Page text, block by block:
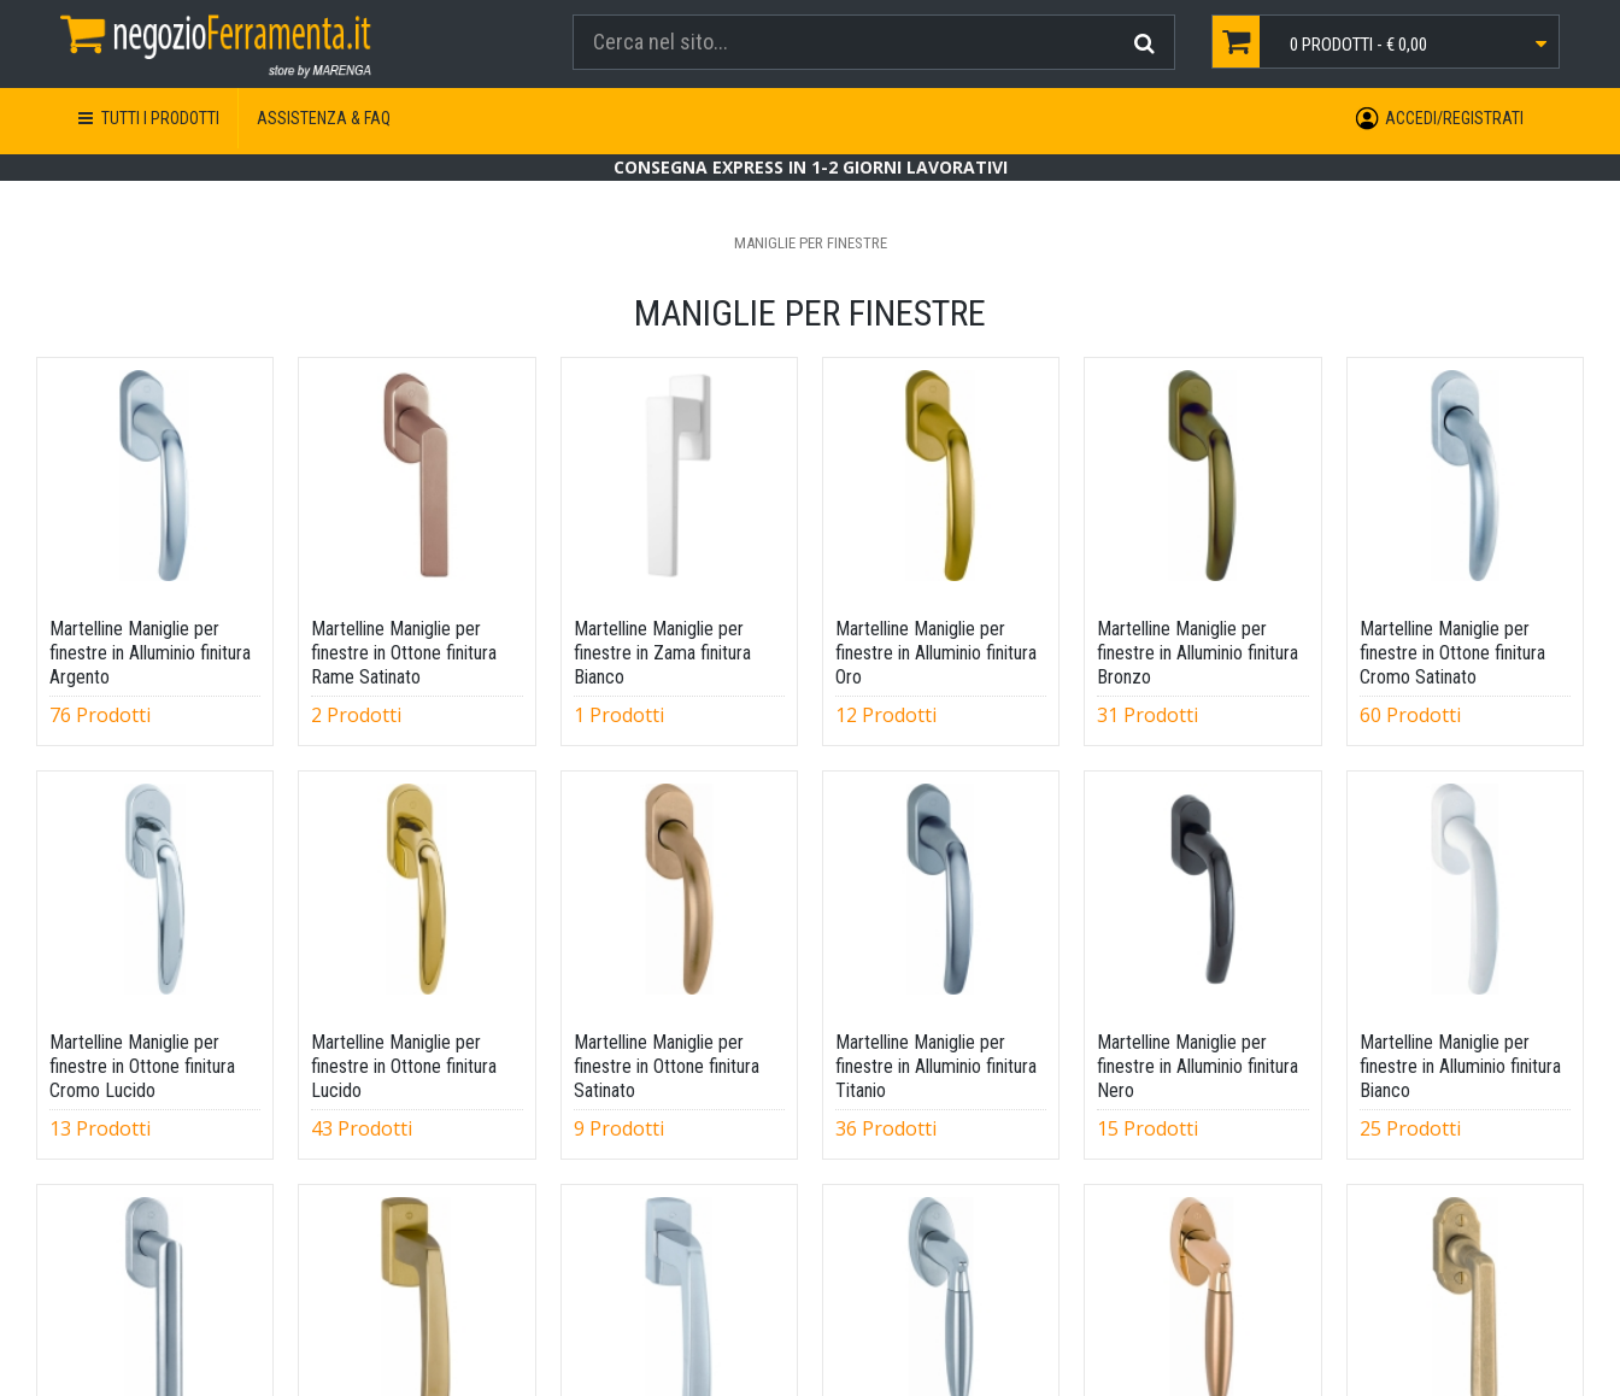
0 PRODOTTI -€ 0,00
TUTTI I PRODOTTI ASSISTENZA & FAQ ACCEDI/REGISTRATI
CONSEGNA EXPRESS IN 1-2 GIORNI LAVORATIVI
MANIGLIE PER FINESTRE
MANIGLIE PER FINESTRE
Martelline Maniglie per
finestre in Alluminio finitura
Argento
76 Prodotti
Martelline Maniglie per
finestre in Ottone finitura
Rame Satinato
2 Prodotti
Martelline Maniglie per
finestre in Zama finitura
Bianco
1 Prodotti
Martelline Maniglie per
finestre in Alluminio finitura
Oro
12 Prodotti
Martelline Maniglie per
finestre in Alluminio finitura
Bronzo
31 Prodotti
Martelline Maniglie per
finestre in Ottone finitura
Cromo Satinato
60 Prodotti
Martelline Maniglie per
finestre in Ottone finitura
Cromo Lucido
13 Prodotti
Martelline Maniglie per
finestre in Ottone finitura
Lucido
43 Prodotti
Martelline Maniglie per
finestre in Ottone finitura
Satinato
9 Prodotti
Martelline Maniglie per
finestre in Alluminio finitura
Titanio
36 Prodotti
Martelline Maniglie per
finestre in Alluminio finitura
Nero
15 Prodotti
Martelline Maniglie per
finestre in Alluminio finitura
Bianco
25 Prodotti